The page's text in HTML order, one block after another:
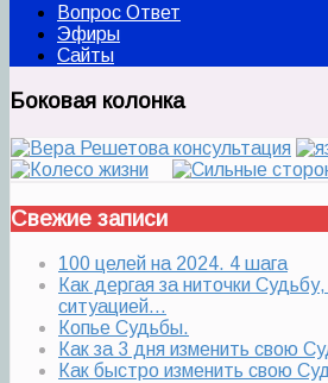
Вопрос Ответ
Эфиры
Сайты
Боковая колонка
Свежие записи
100 целей на 2024. 4 шага
Как дергая за ниточки
ситуацией…
Копье Судьбы.
Как за 3 дня изменить свою
Как быстро изменить свою